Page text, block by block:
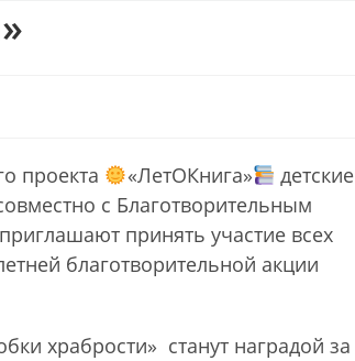
проекта «ЛетОКнига»
детские
с Благотворительным
принять участие всех
благотворительной акции
храбрости» станут наградой за